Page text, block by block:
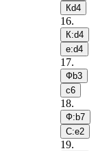
Кd4
16.
К:d4
e:d4
17.
Фb3
c6
18.
Ф:b7
С:e2
19.